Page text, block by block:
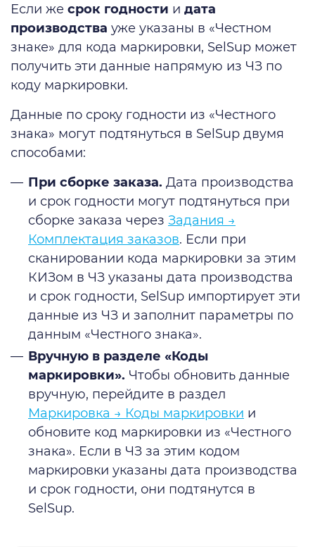
Если же срок годности и дата
производства уже указаны в «Честном
знаке» для кода маркировки, SelSup может
получить эти данные напрямую из ЧЗ по
коду маркировки.
Данные по сроку годности из «Честного
знака» могут подтянуться в SelSup двумя
способами:
При сборке заказа. Дата производства
и срок годности могут подтянуться при
сборке заказа через Задания →
Комплектация заказов. Если при
сканировании кода маркировки за этим
КИЗом в ЧЗ указаны дата производства
и срок годности, SelSup импортирует эти
данные из ЧЗ и заполнит параметры по
данным «Честного знака».
Вручную в разделе «Коды
маркировки». Чтобы обновить данные
вручную, перейдите в раздел
Маркировка → Коды маркировки и
обновите код маркировки из «Честного
знака». Если в ЧЗ за этим кодом
маркировки указаны дата производства
и срок годности, они подтянутся в
SelSup.